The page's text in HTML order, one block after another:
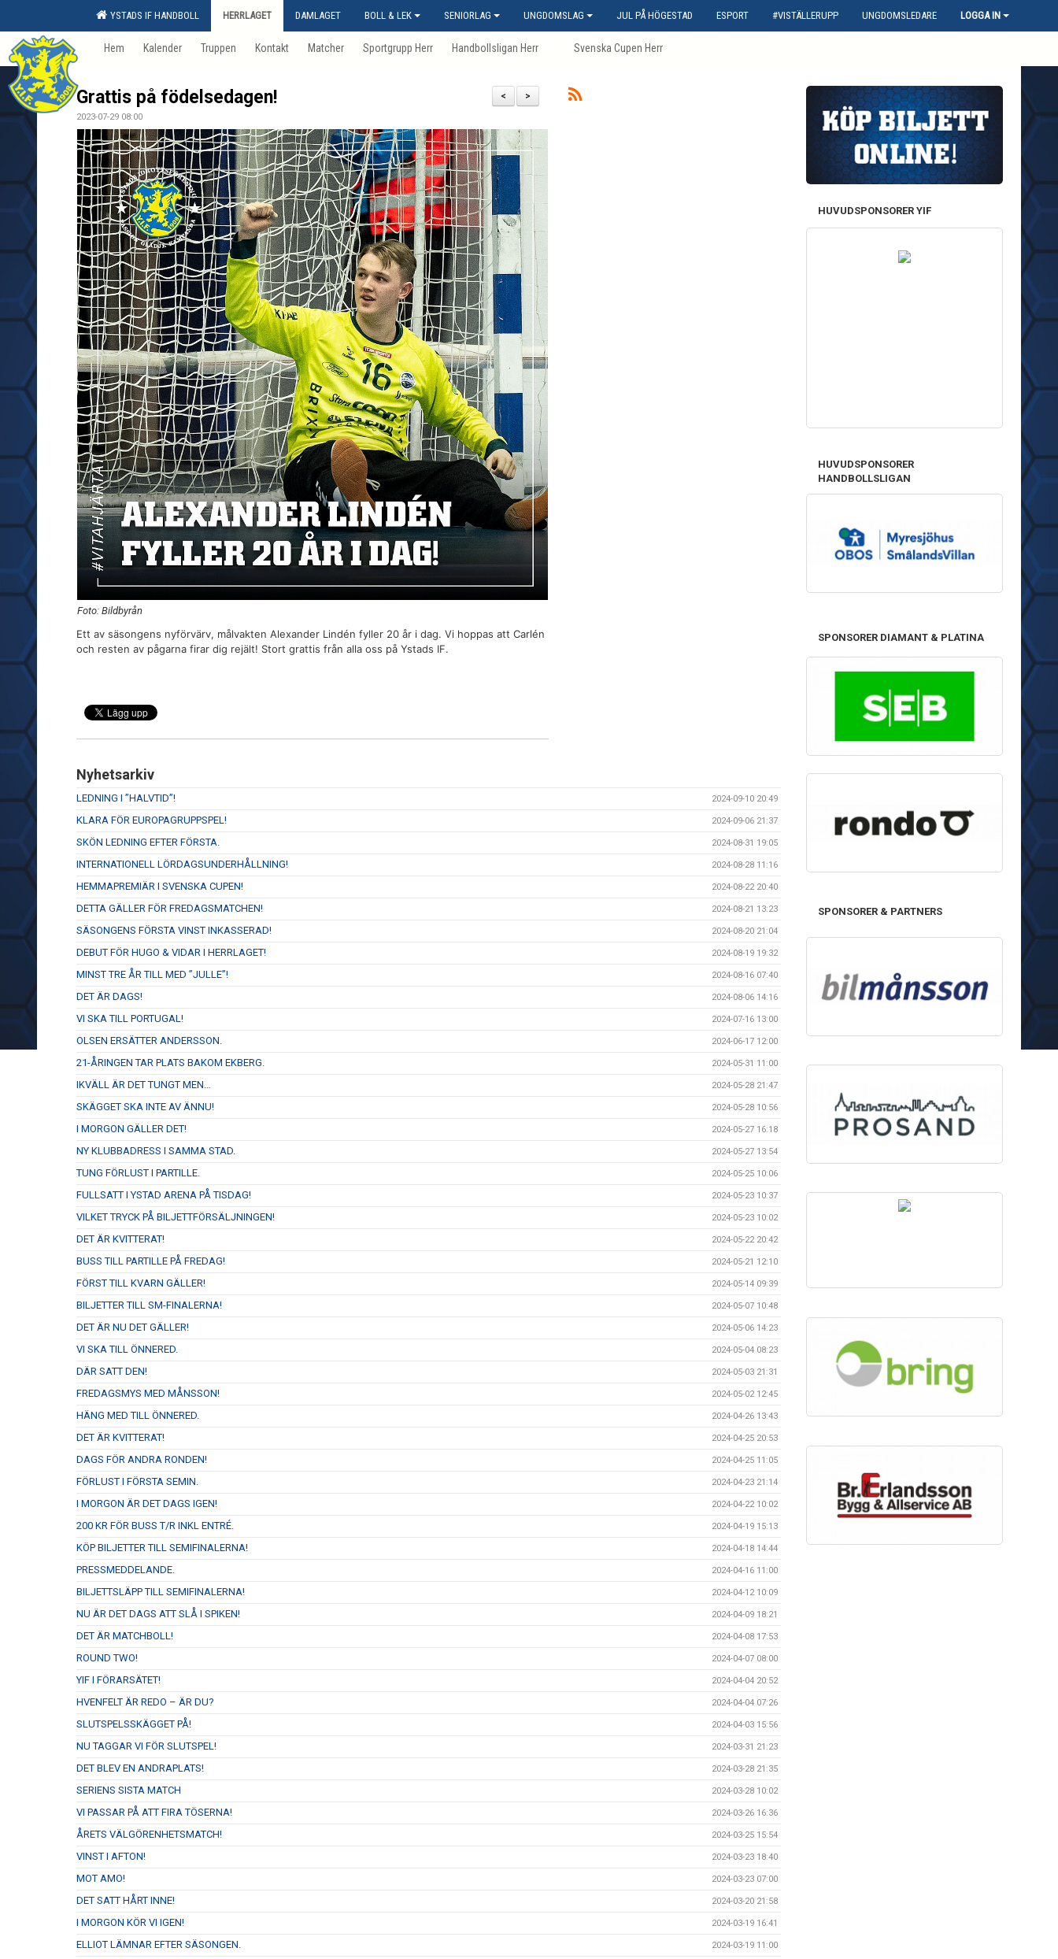
YSTADS IF HANDBOLL HERRLAGET DAMLAGET BOLL & LEK SENIORLAG UNGDOMSLAG JUL PÅ HÖGESTAD ESPORT #VISTÄLLERUPP UNGDOMSLEDARE LOGGA IN
Hem Kalender Truppen Kontakt Matcher Sportgrupp Herr Handbollsligan Herr Svenska Cupen Herr
>
<
Grattis på födelsedagen!
2023-07-29 08:00
Foto: Bildbyrån
Ett av säsongens nyförvärv, målvakten Alexander Lindén fyller 20 år i dag. Vi hoppas att Carlén
och resten av pågarna firar dig rejält! Stort grattis från alla oss på Ystads IF.
Nyhetsarkiv
LEDNING I ”HALVTID”! 2024-09-10 20:49
KLARA FÖR EUROPAGRUPPSPEL! 2024-09-06 21:37
SKÖN LEDNING EFTER FÖRSTA. 2024-08-31 19:05
INTERNATIONELL LÖRDAGSUNDERHÅLLNING! 2024-08-28 11:16
HEMMAPREMIÄR I SVENSKA CUPEN! 2024-08-22 20:40
DETTA GÄLLER FÖR FREDAGSMATCHEN! 2024-08-21 13:23
SÄSONGENS FÖRSTA VINST INKASSERAD! 2024-08-20 21:04
DEBUT FÖR HUGO & VIDAR I HERRLAGET! 2024-08-19 19:32
MINST TRE ÅR TILL MED ”JULLE”! 2024-08-16 07:40
DET ÄR DAGS! 2024-08-06 14:16
VI SKA TILL PORTUGAL! 2024-07-16 13:00
OLSEN ERSÄTTER ANDERSSON. 2024-06-17 12:00
21-ÅRINGEN TAR PLATS BAKOM EKBERG. 2024-05-31 11:00
IKVÄLL ÄR DET TUNGT MEN… 2024-05-28 21:47
SKÄGGET SKA INTE AV ÄNNU! 2024-05-28 10:56
I MORGON GÄLLER DET! 2024-05-27 16:18
NY KLUBBADRESS I SAMMA STAD. 2024-05-27 13:54
TUNG FÖRLUST I PARTILLE. 2024-05-25 10:06
FULLSATT I YSTAD ARENA PÅ TISDAG! 2024-05-23 10:37
VILKET TRYCK PÅ BILJETTFÖRSÄLJNINGEN! 2024-05-23 10:02
DET ÄR KVITTERAT! 2024-05-22 20:42
BUSS TILL PARTILLE PÅ FREDAG! 2024-05-21 12:10
FÖRST TILL KVARN GÄLLER! 2024-05-14 09:39
BILJETTER TILL SM-FINALERNA! 2024-05-07 10:48
DET ÄR NU DET GÄLLER! 2024-05-06 14:23
VI SKA TILL ÖNNERED. 2024-05-04 08:23
DÄR SATT DEN! 2024-05-03 21:31
FREDAGSMYS MED MÅNSSON! 2024-05-02 12:45
HÄNG MED TILL ÖNNERED. 2024-04-26 13:43
DET ÄR KVITTERAT! 2024-04-25 20:53
DAGS FÖR ANDRA RONDEN! 2024-04-25 11:05
FÖRLUST I FÖRSTA SEMIN. 2024-04-23 21:14
I MORGON ÄR DET DAGS IGEN! 2024-04-22 10:02
200 KR FÖR BUSS T/R INKL ENTRÉ. 2024-04-19 15:13
KÖP BILJETTER TILL SEMIFINALERNA! 2024-04-18 14:44
PRESSMEDDELANDE. 2024-04-16 11:00
BILJETTSLÄPP TILL SEMIFINALERNA! 2024-04-12 10:09
NU ÄR DET DAGS ATT SLÅ I SPIKEN! 2024-04-09 18:21
DET ÄR MATCHBOLL! 2024-04-08 17:53
ROUND TWO! 2024-04-07 08:00
YIF I FÖRARSÄTET! 2024-04-04 20:52
HVENFELT ÄR REDO – ÄR DU? 2024-04-04 07:26
SLUTSPELSSKÄGGET PÅ! 2024-04-03 15:56
NU TAGGAR VI FÖR SLUTSPEL! 2024-03-31 21:23
DET BLEV EN ANDRAPLATS! 2024-03-28 21:35
SERIENS SISTA MATCH 2024-03-28 10:02
VI PASSAR PÅ ATT FIRA TÖSERNA! 2024-03-26 16:36
ÅRETS VÄLGÖRENHETSMATCH! 2024-03-25 15:54
VINST I AFTON! 2024-03-23 18:40
MOT AMO! 2024-03-23 07:00
DET SATT HÅRT INNE! 2024-03-20 21:58
I MORGON KÖR VI IGEN! 2024-03-19 16:41
ELLIOT LÄMNAR EFTER SÄSONGEN. 2024-03-19 11:00
HUVUDSPONSORER YIF
HUVUDSPONSORER
HANDBOLLSLIGAN
SPONSORER DIAMANT & PLATINA
SPONSORER & PARTNERS